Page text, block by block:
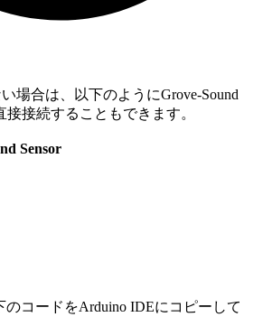
い場合は、以下のようにGrove-Sound
接接続することもできます。
Sensor
のコードをArduino IDEにコピーして